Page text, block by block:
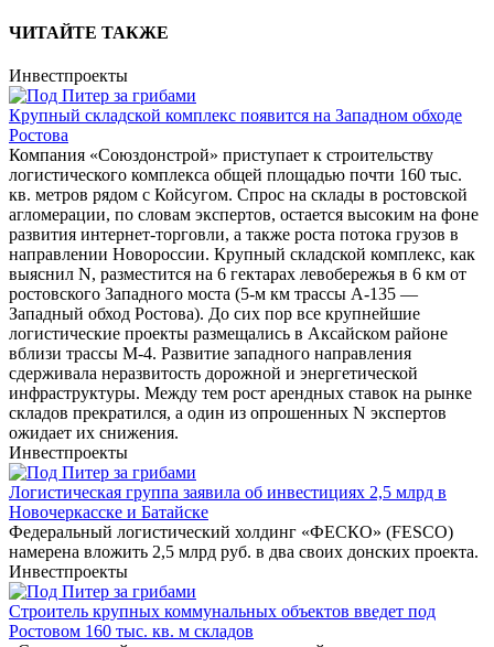
ЧИТАЙТЕ ТАКЖЕ
Инвестпроекты
Крупный складской комплекс появится на Западном обходе
Ростова
Компания «Союздонстрой» приступает к строительству
логистического комплекса общей площадью почти 160 тыс.
кв. метров рядом с Койсугом. Спрос на склады в ростовской
агломерации, по словам экспертов, остается высоким на фоне
развития интернет-торговли, а также роста потока грузов в
направлении Новороссии. Крупный складской комплекс, как
выяснил N, разместится на 6 гектарах левобережья в 6 км от
ростовского Западного моста (5-м км трассы А-135 ―
Западный обход Ростова). До сих пор все крупнейшие
логистические проекты размещались в Аксайском районе
вблизи трассы М-4. Развитие западного направления
сдерживала неразвитость дорожной и энергетической
инфраструктуры. Между тем рост арендных ставок на рынке
складов прекратился, а один из опрошенных N экспертов
ожидает их снижения.
Инвестпроекты
Логистическая группа заявила об инвестициях 2,5 млрд в
Новочеркасске и Батайске
Федеральный логистический холдинг «ФЕСКО» (FESCO)
намерена вложить 2,5 млрд руб. в два своих донских проекта.
Инвестпроекты
Строитель крупных коммунальных объектов введет под
Ростовом 160 тыс. кв. м складов